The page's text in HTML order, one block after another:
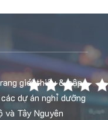
giới thiệu & cập
dự án nghỉ dưỡng
và Tây Nguyên